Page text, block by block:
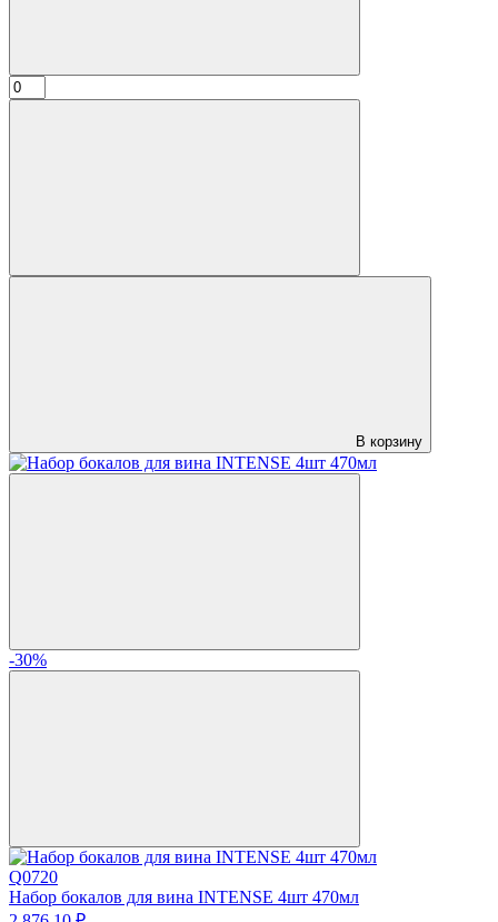
В корзину
-30%
Q0720
Набор бокалов для вина INTENSE 4шт 470мл